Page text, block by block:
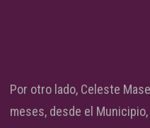
Por otro lado, Celeste
meses, desde el